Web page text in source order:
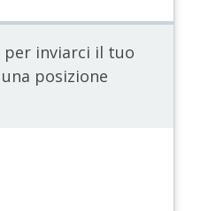
per inviarci il tuo
posizione